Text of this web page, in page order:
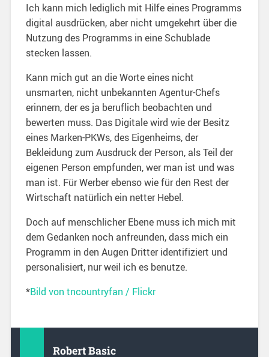
Ich kann mich lediglich mit Hilfe eines Programms
digital ausdrücken, aber nicht umgekehrt über die
Nutzung des Programms in eine Schublade
stecken lassen.
Kann mich gut an die Worte eines nicht
unsmarten, nicht unbekannten Agentur-Chefs
erinnern, der es ja beruflich beobachten und
bewerten muss. Das Digitale wird wie der Besitz
eines Marken-PKWs, des Eigenheims, der
Bekleidung zum Ausdruck der Person, als Teil der
eigenen Person empfunden, wer man ist und was
man ist. Für Werber ebenso wie für den Rest der
Wirtschaft natürlich ein netter Hebel.
Doch auf menschlicher Ebene muss ich mich mit
dem Gedanken noch anfreunden, dass mich ein
Programm in den Augen Dritter identifiziert und
personalisiert, nur weil ich es benutze.
*Bild von tncountryfan / Flickr
Robert Basic